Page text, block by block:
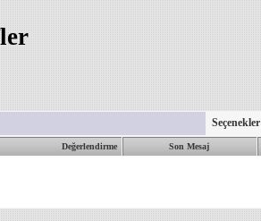
Seçenekler
Değerlendirme Son Mesaj